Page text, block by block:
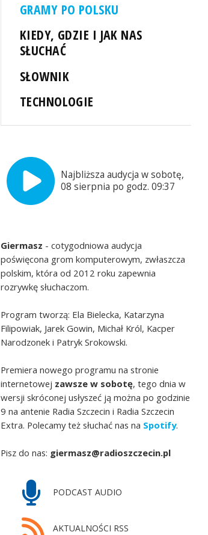
GRAMY PO POLSKU
KIEDY, GDZIE I JAK NAS
SŁUCHAĆ
SŁOWNIK
TECHNOLOGIE
Najbliższa audycja w sobotę,
08 sierpnia po godz. 09:37
Giermasz - cotygodniowa audycja
poświęcona grom komputerowym, zwłaszcza
polskim, która od 2012 roku zapewnia
rozrywkę słuchaczom.
Program tworzą: Ela Bielecka, Katarzyna
Filipowiak, Jarek Gowin, Michał Król, Kacper
Narodzonek i Patryk Srokowski.
Premiera nowego programu na stronie
internetowej zawsze w sobotę, tego dnia w
wersji skróconej usłyszeć ją można po godzinie
9 na antenie Radia Szczecin i Radia Szczecin
Extra. Polecamy też słuchać nas na Spotify.
Pisz do nas: giermasz@radioszczecin.pl
PODCAST AUDIO
AKTUALNOŚCI RSS